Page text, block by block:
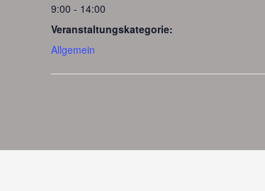
9:00 - 14:00
Veranstaltungskategorie:
Allgemein